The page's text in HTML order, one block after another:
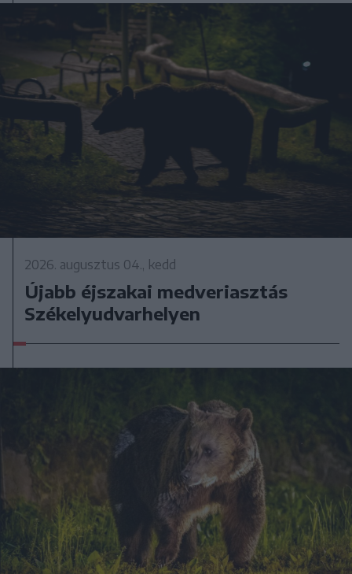
2026. augusztus 04., kedd
Újabb éjszakai medveriasztás
Székelyudvarhelyen